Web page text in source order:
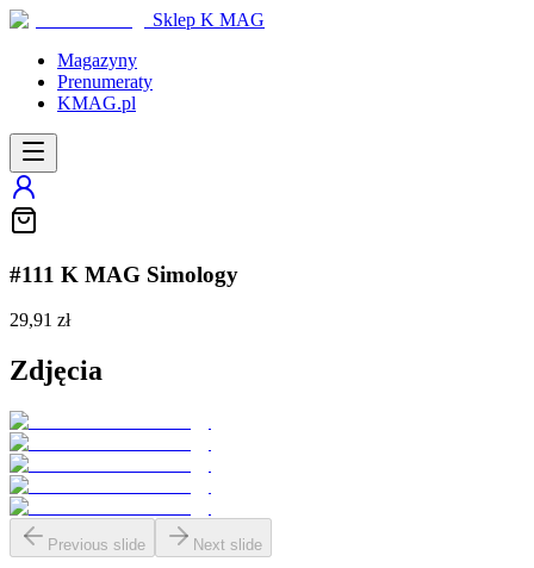
Sklep K MAG
Magazyny
Prenumeraty
KMAG.pl
#111 K MAG Simology
29,91 zł
Zdjęcia
Previous slide Next slide